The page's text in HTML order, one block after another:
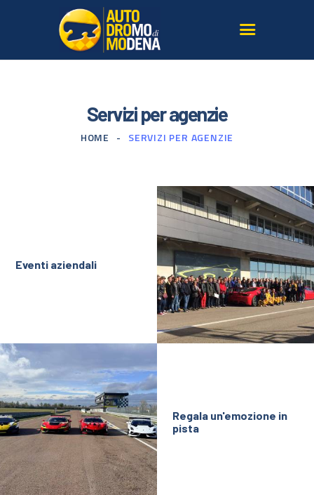
L’AUTODROMO
GIRARE IN PISTA
CORSI GUIDA SICURA
LE NOSTRE AUTO
SERVIZI PER AGENZIE
GALLERY E MEDIA
NEWSLETTER
EN
Servizi per agenzie
HOME SERVIZI PER AGENZIE
Eventi aziendali
Regala un'emozione in
pista